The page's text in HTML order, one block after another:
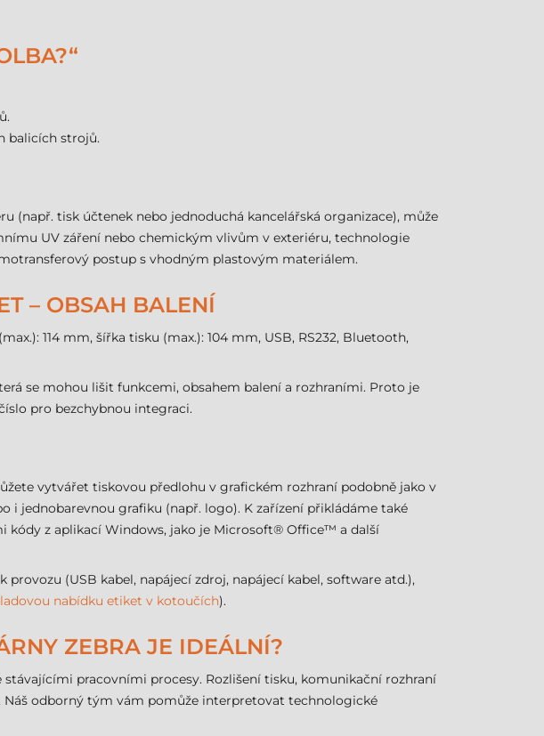
balicích strojů.
(např. tisk účtenek nebo jednoduchá kancelářská organizace), může
UV záření nebo chemickým vlivům v exteriéru, technologie
postup s vhodným plastovým materiálem.
– OBSAH BALENÍ
114 mm, šířka tisku (max.): 104 mm, USB, RS232, Bluetooth,
se mohou lišit funkcemi, obsahem balení a rozhraními. Proto je
pro bezchybnou integraci.
vytvářet tiskovou předlohu v grafickém rozhraní podobně jako v
jednobarevnou grafiku (např. logo). K zařízení přikládáme také
z aplikací Windows, jako je Microsoft® Office™ a další
(USB kabel, napájecí zdroj, napájecí kabel, software atd.),
nabídku etiket v kotoučích).
ZEBRA JE IDEÁLNÍ?
pracovními procesy. Rozlišení tisku, komunikační rozhraní
odborný tým vám pomůže interpretovat technologické